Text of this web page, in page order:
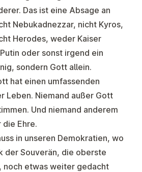
Das ist eine Absage an
Nebukadnezzar, nicht Kyros,
Herodes, weder Kaiser
oder sonst irgend ein
sondern Gott allein.
hat einen umfassenden
Leben. Niemand außer Gott
Und niemand anderem
Ehre.
in unseren Demokratien, wo
der Souverän, die oberste
noch etwas weiter gedacht